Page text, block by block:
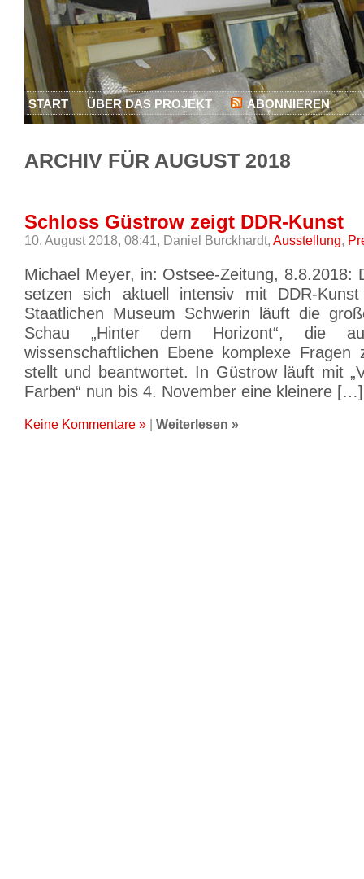
START ÜBER DAS PROJEKT ABONNIEREN
ARCHIV FÜR AUGUST 2018
Schloss Güstrow zeigt DDR-Kunst
10. August 2018, 08:41, Daniel Burckhardt, Ausstellung,
Michael Meyer, in: Ostsee-Zeitung, 8.8.2018:
setzen sich aktuell intensiv mit DDR-
Staatlichen Museum Schwerin läuft die
Schau „Hinter dem Horizont“, die
wissenschaftlichen Ebene komplexe Fragen
stellt und beantwortet. In Güstrow läuft mit
Farben“ nun bis 4. November eine kleinere […]
Keine Kommentare » Weiterlesen »